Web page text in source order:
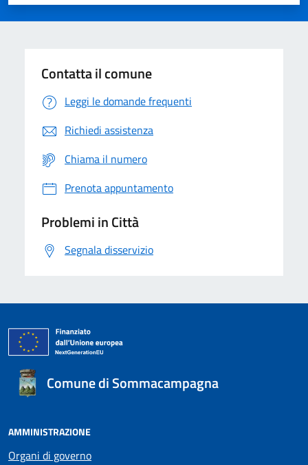
Contatta il comune
Leggi le domande frequenti
Richiedi assistenza
Chiama il numero
Prenota appuntamento
Problemi in Città
Segnala disservizio
Comune di Sommacampagna
AMMINISTRAZIONE
Organi di governo